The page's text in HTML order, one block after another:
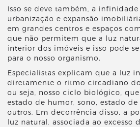
Isso se deve também, a
urbanização e expansão
em grandes centros e espaços
que não permitem que a luz
interior dos imóveis e isso pode
para o nosso organismo.
Especialistas explicam que a luz
diretamente o ritmo circadiano
ou seja, nosso ciclo biológico,
estado de humor, sono, estado
outros. Em decorrência disso, a
luz natural, associada ao excesso